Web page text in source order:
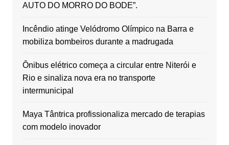
AUTO DO MORRO DO BODE”.
Incêndio atinge Velódromo Olímpico na Barra e
mobiliza bombeiros durante a madrugada
Ônibus elétrico começa a circular entre Niterói e
Rio e sinaliza nova era no transporte
intermunicipal
Maya Tântrica profissionaliza mercado de terapias
com modelo inovador